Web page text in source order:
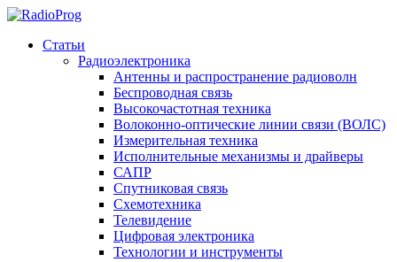
Статьи
Радиоэлектроника
Антенны и распространение радиоволн
Беспроводная связь
Высокочастотная техника
Волоконно-оптические линии связи (ВОЛС)
Измерительная техника
Исполнительные механизмы и драйверы
САПР
Спутниковая связь
Схемотехника
Телевидение
Цифровая электроника
Технологии и инструменты